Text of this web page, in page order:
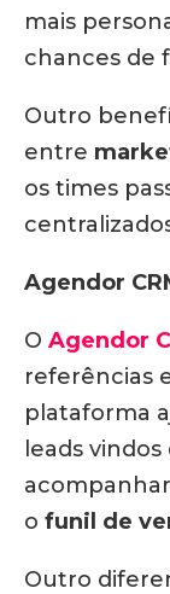
mais
chances de
Outro
entre
os times
Agendor
O Agendor
referências
plataforma
leads vindos
o funil de
Outro